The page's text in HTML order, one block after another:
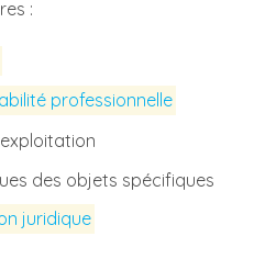
:
professionnelle
des objets spécifiques
juridique